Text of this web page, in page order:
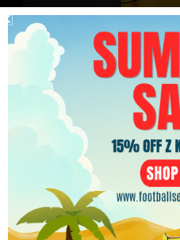
Koszulka piłkarska
David Degen